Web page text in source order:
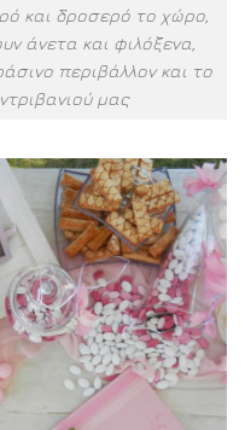
και δροσερό το χώρο,
άνετα και φιλόξενα,
περιβάλλον και το
μας